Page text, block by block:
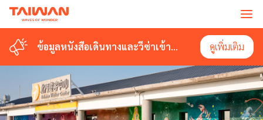
ข้อมูลหนังสือเดินทางและวีซ่าเข้า
ดูเพิ่มเติม